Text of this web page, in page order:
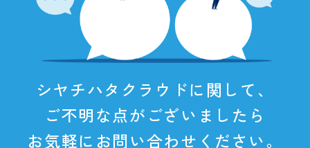
シヤチハタクラウドに関して、
ご不明な点がございましたら
お気軽にお問い合わせください。